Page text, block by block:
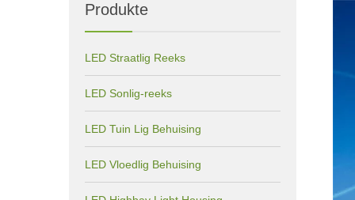
Produkte
LED Straatlig Reeks
LED Sonlig-reeks
LED Tuin Lig Behuising
LED Vloedlig Behuising